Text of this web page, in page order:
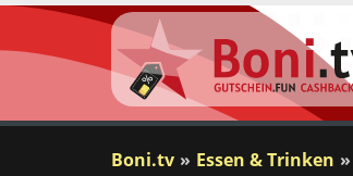
Boni.tv Essen & Trinken